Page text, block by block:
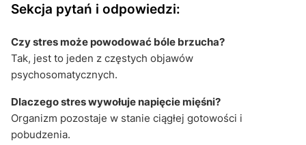
Sekcja pytań i odpowiedzi:
Czy stres może powodować bóle brzucha?
Tak, jest to jeden z częstych objawów
psychosomatycznych.
Dlaczego stres wywołuje napięcie mięśni?
Organizm pozostaje w stanie ciągłej gotowości i
pobudzenia.